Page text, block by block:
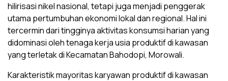
hilirisasi nikel nasional, tetapi juga menjadi penggerak
utama pertumbuhan ekonomi lokal dan regional. Hal ini
tercermin dari tingginya aktivitas konsumsi harian yang
didominasi oleh tenaga kerja usia produktif di kawasan
yang terletak di Kecamatan Bahodopi, Morowali.
Karakteristik mayoritas karyawan produktif di kawasan